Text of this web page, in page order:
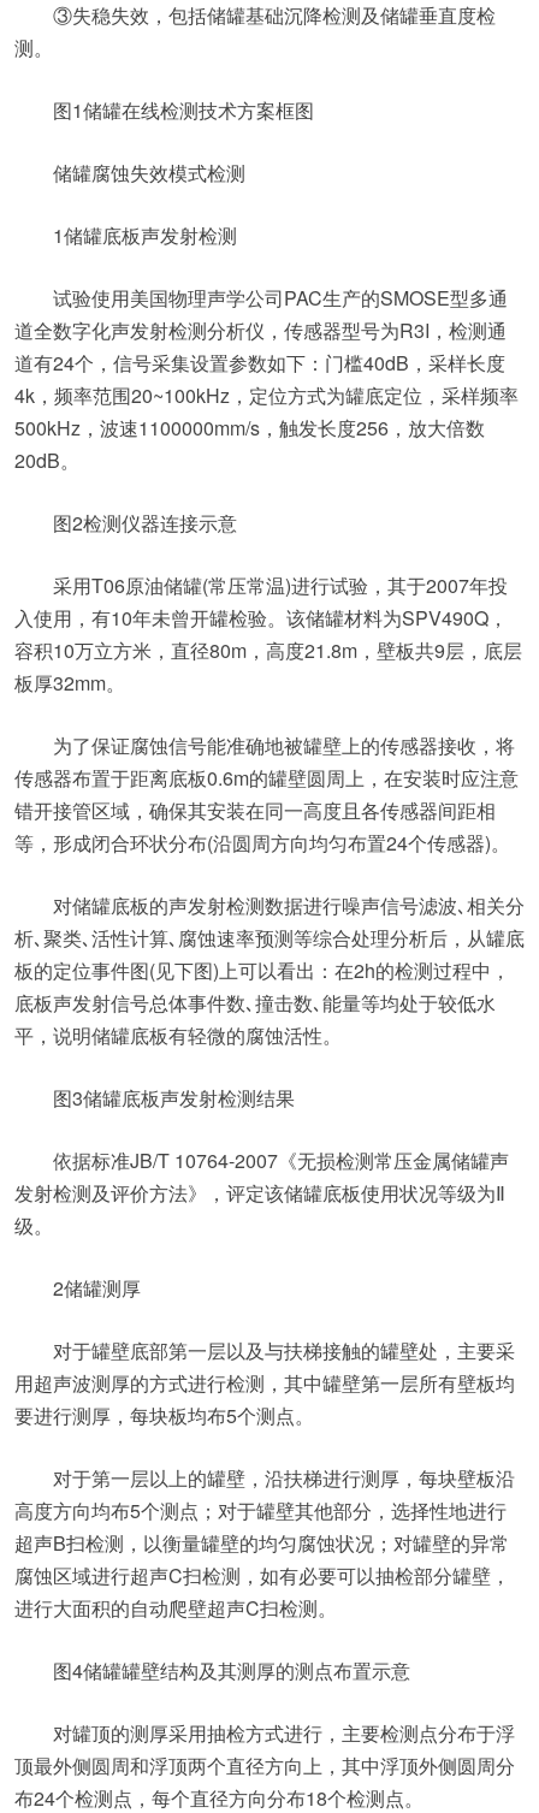
③失稳失效，包括储罐基础沉降检测及储罐垂直度检
测。
图1储罐在线检测技术方案框图
储罐腐蚀失效模式检测
1储罐底板声发射检测
试验使用美国物理声学公司PAC生产的SMOSE型多通
道全数字化声发射检测分析仪，传感器型号为R3I，检测通
道有24个，信号采集设置参数如下：门槛40dB，采样长度
4k，频率范围20~100kHz，定位方式为罐底定位，采样频率
500kHz，波速1100000mm/s，触发长度256，放大倍数
20dB。
图2检测仪器连接示意
采用T06原油储罐(常压常温)进行试验，其于2007年投
入使用，有10年未曾开罐检验。该储罐材料为SPV490Q，
容积10万立方米，直径80m，高度21.8m，壁板共9层，底层
板厚32mm。
为了保证腐蚀信号能准确地被罐壁上的传感器接收，将
传感器布置于距离底板0.6m的罐壁圆周上，在安装时应注意
错开接管区域，确保其安装在同一高度且各传感器间距相
等，形成闭合环状分布(沿圆周方向均匀布置24个传感器)。
对储罐底板的声发射检测数据进行噪声信号滤波､相关分
析､聚类､活性计算､腐蚀速率预测等综合处理分析后，从罐底
板的定位事件图(见下图)上可以看出：在2h的检测过程中，
底板声发射信号总体事件数､撞击数､能量等均处于较低水
平，说明储罐底板有轻微的腐蚀活性。
图3储罐底板声发射检测结果
依据标准JB/T 10764-2007《无损检测常压金属储罐声
发射检测及评价方法》，评定该储罐底板使用状况等级为Ⅱ
级。
2储罐测厚
对于罐壁底部第一层以及与扶梯接触的罐壁处，主要采
用超声波测厚的方式进行检测，其中罐壁第一层所有壁板均
要进行测厚，每块板均布5个测点。
对于第一层以上的罐壁，沿扶梯进行测厚，每块壁板沿
高度方向均布5个测点；对于罐壁其他部分，选择性地进行
超声B扫检测，以衡量罐壁的均匀腐蚀状况；对罐壁的异常
腐蚀区域进行超声C扫检测，如有必要可以抽检部分罐壁，
进行大面积的自动爬壁超声C扫检测。
图4储罐罐壁结构及其测厚的测点布置示意
对罐顶的测厚采用抽检方式进行，主要检测点分布于浮
顶最外侧圆周和浮顶两个直径方向上，其中浮顶外侧圆周分
布24个检测点，每个直径方向分布18个检测点。